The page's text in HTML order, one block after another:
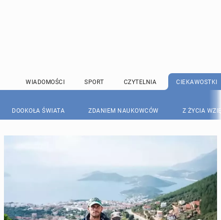
WIADOMOŚCI SPORT CZYTELNIA CIEKAWOSTKI
DOOKOŁA ŚWIATA ZDANIEM NAUKOWCÓW Z ŻYCIA